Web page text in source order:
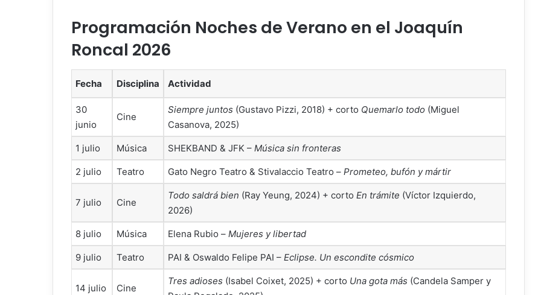
Programación Noches de Verano en el Joaquín
Roncal 2026
Fecha Disciplina Actividad
30
junio
Cine
Siempre juntos (Gustavo Pizzi, 2018) + corto Quemarlo todo (Miguel
Casanova, 2025)
1 julio Música SHEKBAND & JFK – Música sin fronteras
2 julio Teatro Gato Negro Teatro & Stivalaccio Teatro – Prometeo, bufón y mártir
7 julio Cine
Todo saldrá bien (Ray Yeung, 2024) + corto En trámite (Víctor Izquierdo,
2026)
8 julio Música Elena Rubio – Mujeres y libertad
9 julio Teatro PAI & Oswaldo Felipe PAI – Eclipse. Un escondite cósmico
14 julio Cine
Tres adioses (Isabel Coixet, 2025) + corto Una gota más (Candela Samper y